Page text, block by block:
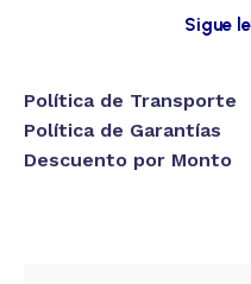
Sigue
Política de Transporte
Política de Garantías
Descuento por Monto